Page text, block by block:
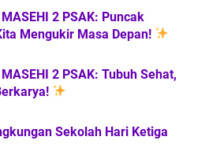
2 PSAK: Puncak
Mengukir Masa Depan!
2 PSAK: Tubuh Sehat,
Sekolah Hari Ketiga